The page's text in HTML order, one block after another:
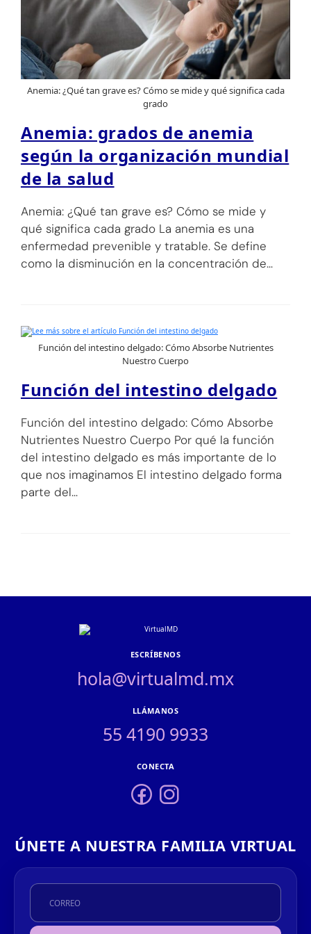
Anemia: ¿Qué tan grave es? Cómo se mide y qué significa cada
grado
Anemia: grados de anemia
según la organización mundial
de la salud
Anemia: ¿Qué tan grave es? Cómo se mide y
qué significa cada grado La anemia es una
enfermedad prevenible y tratable. Se define
como la disminución en la concentración de…
Función del intestino delgado: Cómo Absorbe Nutrientes
Nuestro Cuerpo
Función del intestino delgado
Función del intestino delgado: Cómo Absorbe
Nutrientes Nuestro Cuerpo Por qué la función
del intestino delgado es más importante de lo
que nos imaginamos El intestino delgado forma
parte del…
ESCRÍBENOS
hola@virtualmd.mx
LLÁMANOS
55 4190 9933
CONECTA
ÚNETE A NUESTRA FAMILIA VIRTUAL